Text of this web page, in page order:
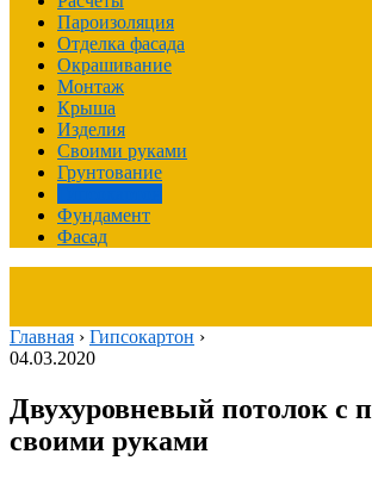
Пароизоляция
Отделка фасада
Окрашивание
Монтаж
Крыша
Изделия
Своими руками
Грунтование
Фундамент
Фасад
Главная › Гипсокартон ›
04.03.2020
Двухуровневый потолок с
своими руками